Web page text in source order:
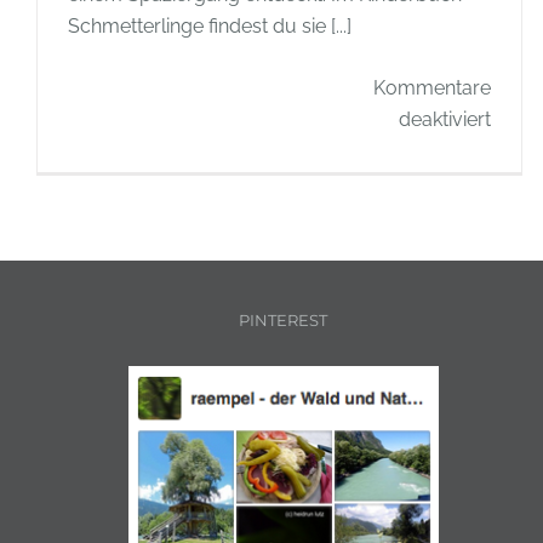
Schmetterlinge findest du sie [...]
Kommentare
deaktiviertfür
PINTEREST